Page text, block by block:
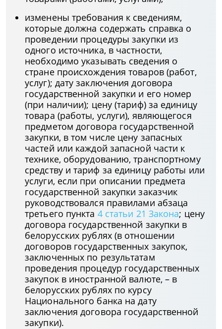
изменены требования к сведениям,
которые должна содержать справка о
проведении процедуры закупки из
одного источника, в частности,
необходимо указывать сведения о
стране происхождения товаров (работ,
услуг); дату заключения договора
государственной закупки и его номер
(при наличии); цену (тариф) за единицу
товара (работы, услуги), являющегося
предметом договора государственной
закупки, в том числе цену запасных
частей или каждой запасной части к
технике, оборудованию, транспортному
средству и тариф за единицу работы или
услуги, если при описании предмета
государственной закупки заказчик
руководствовался правилами абзаца
третьего пункта 4 статьи 21 Закона; цену
договора государственной закупки в
белорусских рублях (в отношении
договоров государственных закупок,
заключенных по результатам
проведения процедур государственных
закупок в иностранной валюте, – в
белорусских рублях по курсу
Национального банка на дату
заключения договора государственной
закупки).